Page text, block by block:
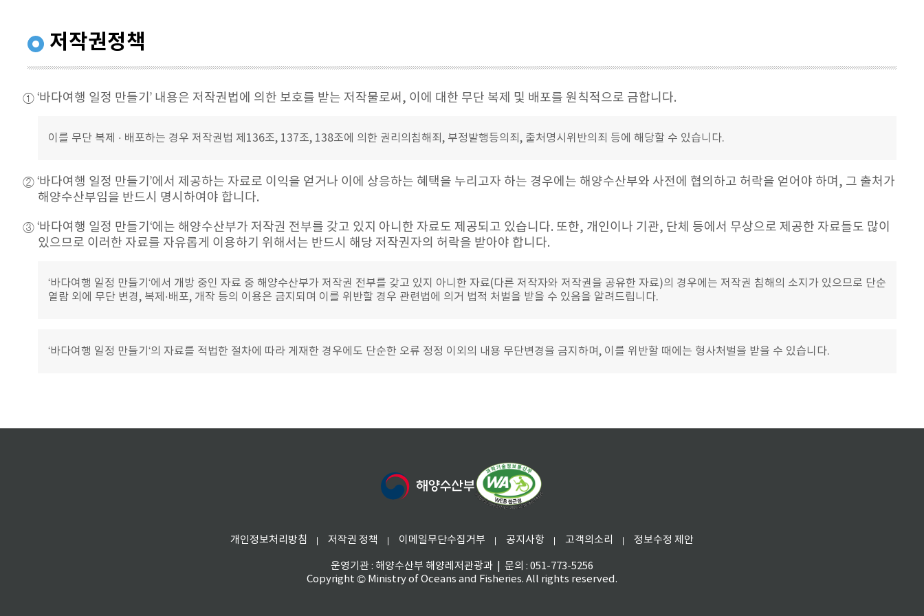
저작권정책
① ‘바다여행 일정 만들기’ 내용은 저작권법에 의한 보호를 받는 저작물로써, 이에 대한 무단 복제 및 배포를 원칙적으로 금합니다.
이를 무단 복제 · 배포하는 경우 저작권법 제136조, 137조, 138조에 의한 권리의침해죄, 부정발행등의죄, 출처명시위반의죄 등에 해당할 수 있습니다.
② ‘바다여행 일정 만들기’에서 제공하는 자료로 이익을 얻거나 이에 상응하는 혜택을 누리고자 하는 경우에는 해양수산부와 사전에 협의하고 허락을 얻어야 하며, 그 출처가
해양수산부임을 반드시 명시하여야 합니다.
③ ‘바다여행 일정 만들기‘에는 해양수산부가 저작권 전부를 갖고 있지 아니한 자료도 제공되고 있습니다. 또한, 개인이나 기관, 단체 등에서 무상으로 제공한 자료들도 많이
있으므로 이러한 자료를 자유롭게 이용하기 위해서는 반드시 해당 저작권자의 허락을 받아야 합니다.
‘바다여행 일정 만들기‘에서 개방 중인 자료 중 해양수산부가 저작권 전부를 갖고 있지 아니한 자료(다른 저작자와 저작권을 공유한 자료)의 경우에는 저작권 침해의 소지가 있으므로 단순
열람 외에 무단 변경, 복제·배포, 개작 등의 이용은 금지되며 이를 위반할 경우 관련법에 의거 법적 처벌을 받을 수 있음을 알려드립니다.
‘바다여행 일정 만들기‘의 자료를 적법한 절차에 따라 게재한 경우에도 단순한 오류 정정 이외의 내용 무단변경을 금지하며, 이를 위반할 때에는 형사처벌을 받을 수 있습니다.
개인정보처리방침 저작권 정책 이메일무단수집거부 공지사항 고객의소리 정보수정 제안
운영기관 : 해양수산부 해양레저관광과 | 문의 : 051-773-5256
Copyright © Ministry of Oceans and Fisheries. All rights reserved.